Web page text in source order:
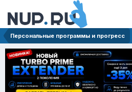
Персональные программы и прогресс